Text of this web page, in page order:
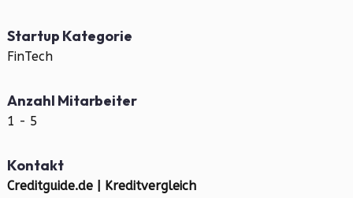
Startup Kategorie
FinTech
Anzahl Mitarbeiter
1 - 5
Kontakt
Creditguide.de | Kreditvergleich